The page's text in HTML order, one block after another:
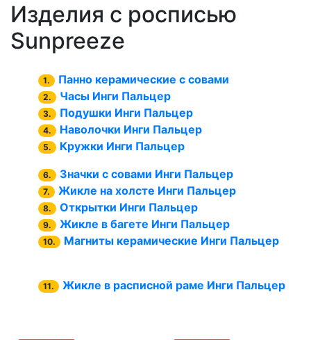
Изделия с росписью
Sunpreeze
1. Панно керамические с совами
2. Часы Инги Пальцер
3. Подушки Инги Пальцер
4. Наволочки Инги Пальцер
5. Кружки Инги Пальцер
6. Значки с совами Инги Пальцер
7. Жикле на холсте Инги Пальцер
8. Открытки Инги Пальцер
9. Жикле в багете Инги Пальцер
10. Магниты керамические Инги Пальцер
11. Жикле в расписной раме Инги Пальцер